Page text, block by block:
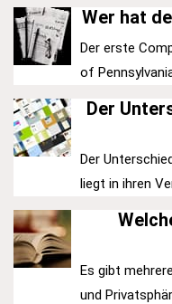
Wer hat
Der erste
of
Der
Der
liegt in ihren
Es gibt
und